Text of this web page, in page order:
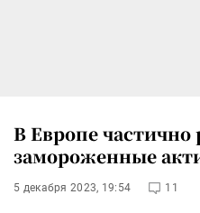
В Европе
замороженные
5 декабря 2023, 19:54 11